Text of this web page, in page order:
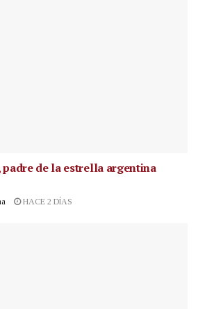
padre de la estrella argentina
HACE 2 DÍAS